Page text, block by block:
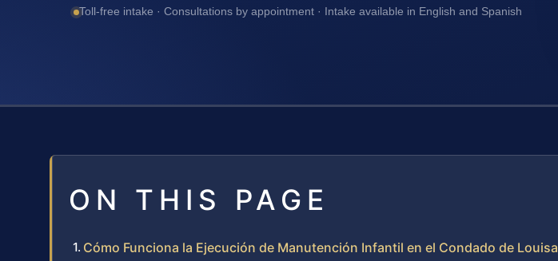
Toll-free intake · Consultations by appointment · Intake available in English and Spanish
ON THIS PAGE
Cómo Funciona la Ejecución de Manutención Infantil en el Condado de Louisa